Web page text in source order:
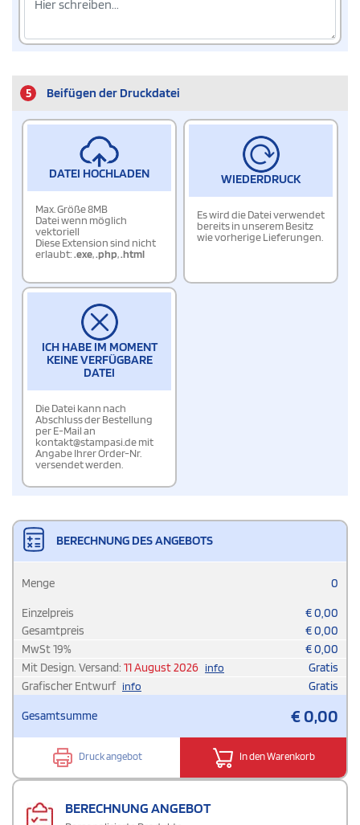
5 Beifügen der Druckdatei
DATEI HOCHLADEN
Max. Größe 8MB
Datei wenn möglich
vektoriell
Diese Extension sind nicht
erlaubt:.exe,.php,.html
WIEDERDRUCK
Es wird die Datei verwendet
bereits in unserem Besitz
wie vorherige Lieferungen.
ICH HABE IM MOMENT
KEINE VERFÜGBARE
DATEI
Die Datei kann nach
Abschluss der Bestellung
per E-Mail an
kontakt@stampasi.de mit
Angabe Ihrer Order-Nr.
versendet werden.
BERECHNUNG DES ANGEBOTS
Menge 0
Einzelpreis €0,00
Gesamtpreis
€0,00
MwSt19% €0,00
Mit Design. Versand: 11 August 2026 info
Gratis
Grafischer Entwurf info Gratis
Gesamtsumme €0,00
Druck angebot In den Warenkorb
BERECHNUNG ANGEBOT